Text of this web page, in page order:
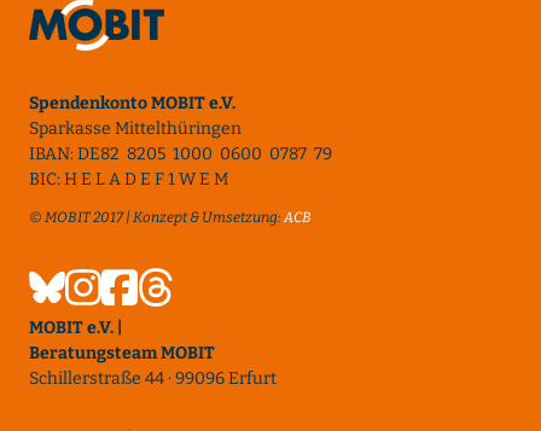
Spendenkonto MOBIT e.V.
Sparkasse Mittelthüringen
IBAN: DE82 8205 1000 0600 0787 79
BIC: H E L A D E F 1 W E M
© MOBIT 2017 | Konzept & Umsetzung:ACB
MOBIT e.V. |
Beratungsteam MOBIT
Schillerstraße 44 · 99096 Erfurt